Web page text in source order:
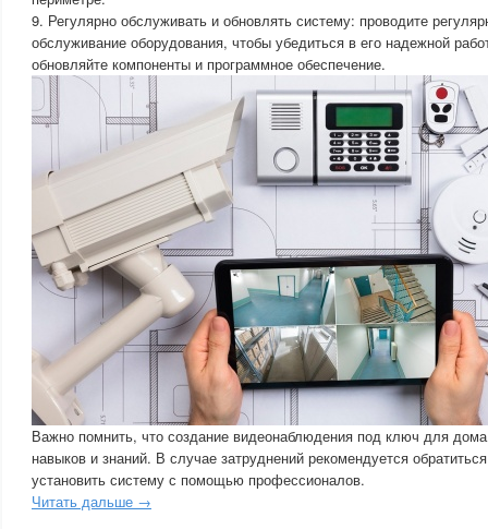
9. Регулярно обслуживать и обновлять систему: проводите
обслуживание оборудования, чтобы убедиться в его надежной
обновляйте компоненты и программное обеспечение.
Важно помнить, что создание видеонаблюдения под ключ для
навыков и знаний. В случае затруднений рекомендуется
установить систему с помощью профессионалов.
Читать дальше →